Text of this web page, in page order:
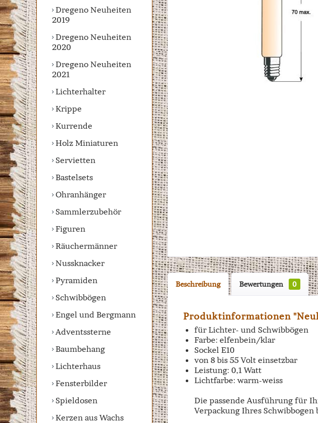
Dregeno Neuheiten
2019
Dregeno Neuheiten
2020
Dregeno Neuheiten
2021
Lichterhalter
Krippe
Kurrende
Holz Miniaturen
Servietten
Bastelsets
Ohranhänger
Sammlerzubehör
Figuren
Räuchermänner
Nussknacker
Pyramiden
Schwibbögen
Engel und Bergmann
Adventssterne
Baumbehang
Lichterhaus
Fensterbilder
Spieldosen
Kerzen aus Wachs
Beschreibung Bewertungen 0
Produktinformationen
für Lichter- und Schwibbögen
Farbe: elfenbein/klar
Sockel E10
von 8 bis 55 Volt einsetzbar
Leistung: 0,1 Watt
Lichtfarbe: warm-weiss
Die passende Ausführung für
Verpackung Ihres Schwibbogen